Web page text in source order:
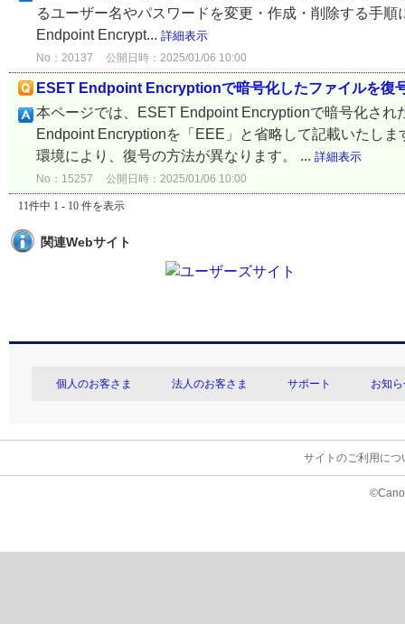
るユーザー名やパスワードを変更・作成・削除する手
Endpoint Encrypt... 詳細表示
No：20137 公開日時：2025/01/06 10:00
ESET Endpoint Encryptionで暗号化したファイルを復
本ページでは、ESET Endpoint Encryptionで暗号化さ
Endpoint Encryptionを「EEE」と省略して記載いたし
環境により、復号の方法が異なります。 ... 詳細表示
No：15257 公開日時：2025/01/06 10:00
11件中 1 - 10 件を表示
関連Webサイト
個人のお客さま 法人のお客さま サポート お知
サイトのご利用につ